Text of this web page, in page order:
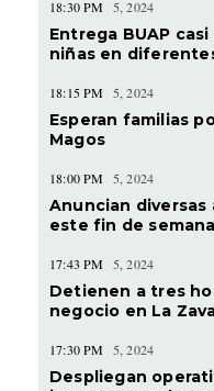
18:30 PM 5, 2024
Entrega BUAP
niñas en
18:15 PM 5, 2024
Esperan familias
Magos
18:00 PM 5, 2024
Anuncian
este fin de
17:43 PM 5, 2024
Detienen a tres
negocio en La
17:30 PM 5, 2024
Despliegan